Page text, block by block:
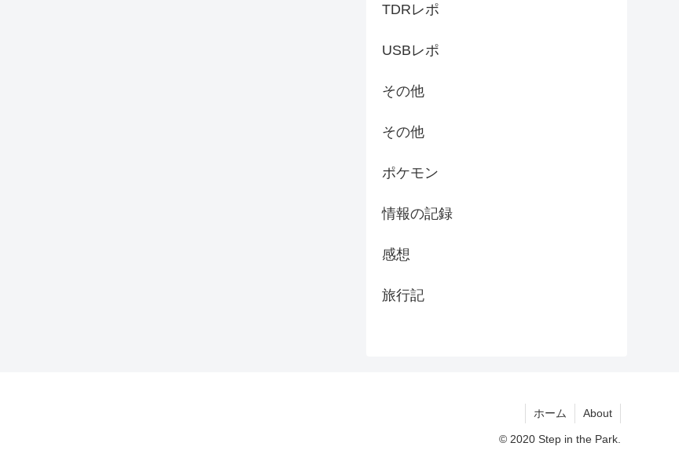
TDRレポ
USBレポ
その他
その他
ポケモン
情報の記録
感想
旅行記
ホーム About
© 2020 Step in the Park.